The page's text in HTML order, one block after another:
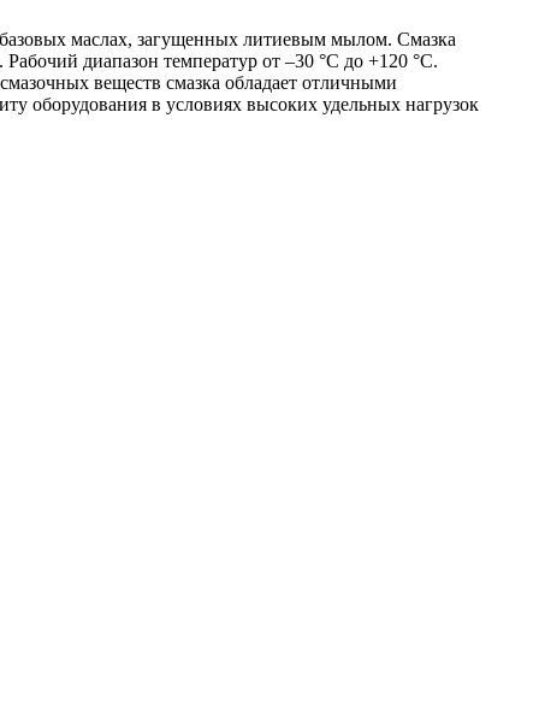
маслах, загущенных литиевым мылом. Смазка
диапазон температур от –30 °С до +120 °С.
веществ смазка обладает отличными
оборудования в условиях высоких удельных нагрузок